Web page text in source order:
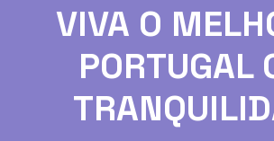
VIVA O
PORTUGAL